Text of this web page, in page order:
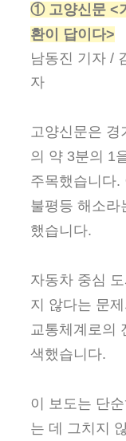
① 고양신문 <
환이 답이다>
남동진 기자 /
자
고양신문은 경
의 약 3분의 1
주목했습니다.
불평등 해소라
했습니다.
자동차 중심
지 않다는 문
교통체계로의
색했습니다.
이 보도는 단
는 데 그치지